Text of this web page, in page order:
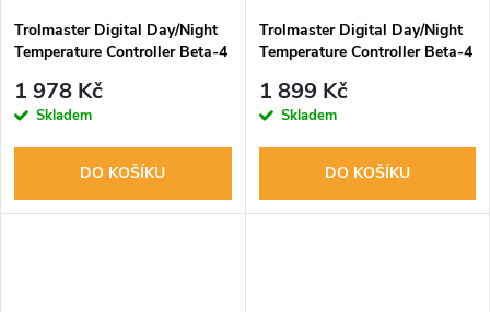
Trolmaster Digital Day/Night
Temperature Controller Beta-4
1 978 Kč
Skladem
DO KOŠÍKU
Trolmaster Digital Day/Night
Temperature Controller Beta-4
1 899 Kč
Skladem
DO KOŠÍKU